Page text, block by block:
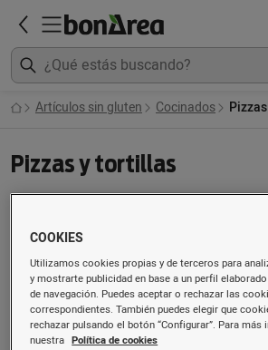
Artículos sin gluten Cocinados
Pizzas y tortillas
COOKIES
Utilizamos cookies propias y de terceros para
y mostrarte publicidad en base a un perfil
de navegación. Puedes aceptar o rechazar las
correspondientes. También puedes elegir que
rechazar pulsando el botón “Configurar”. Para
nuestra Política de cookies